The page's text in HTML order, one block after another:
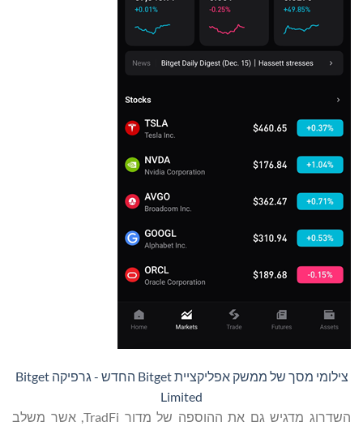
צילומי מסך של ממשק אפליקציית Bitget החדש - גרפיקה Bitget
Limited
השדרוג מדגיש גם את ההוספה של מדור TradFi, אשר משלב